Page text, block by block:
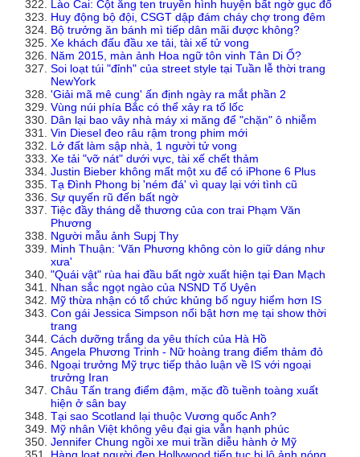
Lào Cai: Cột ăng ten truyền hình huyện bất ngờ gục đổ
Huy động bộ đội, CSGT dập đám cháy chợ trong đêm
Bộ trưởng ăn bánh mì tiếp dân mãi được không?
Xe khách đấu đầu xe tải, tài xế tử vong
Năm 2015, màn ảnh Hoa ngữ tôn vinh Tân Di Ổ?
Soi loạt túi "đỉnh" của street style tại Tuần lễ thời trang
NewYork
'Giải mã mê cung' ấn định ngày ra mắt phần 2
Vùng núi phía Bắc có thể xảy ra tố lốc
Dân lại bao vây nhà máy xi măng để "chặn" ô nhiễm
Vin Diesel đeo râu rậm trong phim mới
Lở đất làm sập nhà, 1 người tử vong
Xe tải "vỡ nát" dưới vực, tài xế chết thảm
Justin Bieber không mất một xu để có iPhone 6 Plus
Tạ Đình Phong bị 'ném đá' vì quay lại với tình cũ
Sự quyến rũ đến bất ngờ
Tiệc đầy tháng dễ thương của con trai Phạm Văn
Phương
Người mẫu ảnh Supj Thy
Minh Thuận: 'Văn Phương không còn lo giữ dáng như
xưa'
"Quái vật" rùa hai đầu bất ngờ xuất hiện tại Đan Mạch
Nhan sắc ngọt ngào của NSND Tố Uyên
Mỹ thừa nhận có tổ chức khủng bố nguy hiểm hơn IS
Con gái Jessica Simpson nổi bật hơn mẹ tại show thời
trang
Cách dưỡng trắng da yêu thích của Hà Hồ
Angela Phương Trinh - Nữ hoàng trang điểm thảm đỏ
Ngoại trưởng Mỹ trực tiếp thảo luận về IS với ngoại
trưởng Iran
Châu Tấn trang điểm đậm, mặc đồ tuềnh toàng xuất
hiện ở sân bay
Tại sao Scotland lại thuộc Vương quốc Anh?
Mỹ nhân Việt không yêu đại gia vẫn hạnh phúc
Jennifer Chung ngồi xe mui trần diễu hành ở Mỹ